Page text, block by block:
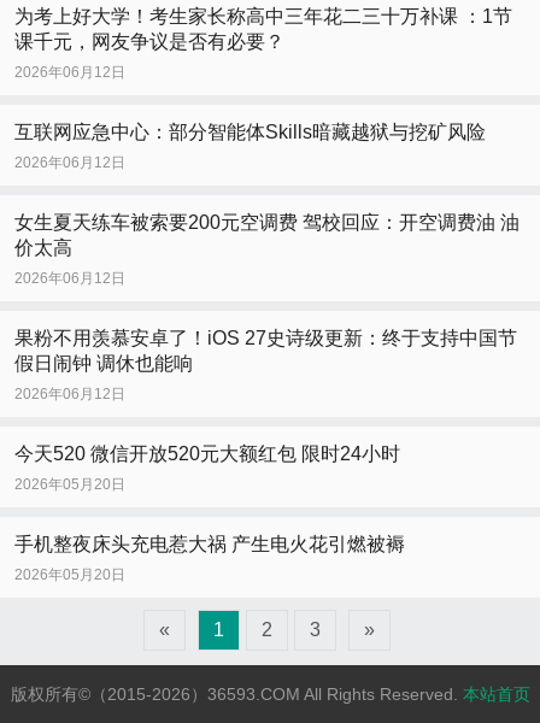
为考上好大学！考生家长称高中三年花二三十万补课 ：1节
课千元，网友争议是否有必要？
2026年06月12日
互联网应急中心：部分智能体Skills暗藏越狱与挖矿风险
2026年06月12日
女生夏天练车被索要200元空调费 驾校回应：开空调费油 油
价太高
2026年06月12日
果粉不用羡慕安卓了！iOS 27史诗级更新：终于支持中国节
假日闹钟 调休也能响
2026年06月12日
今天520 微信开放520元大额红包 限时24小时
2026年05月20日
手机整夜床头充电惹大祸 产生电火花引燃被褥
2026年05月20日
« 1 2 3 »
版权所有©（2015-2026）36593.COM All Rights Reserved. 本站首页